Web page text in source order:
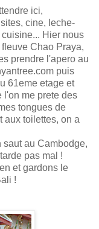
ici,
cine, leche-
Hier nous
Chao Praya,
prendre l'apero au
puis
61eme etage et
l'on me prete des
tongues de
aux toilettes, on a
saut au Cambodge,
pas mal !
et gardons le
!